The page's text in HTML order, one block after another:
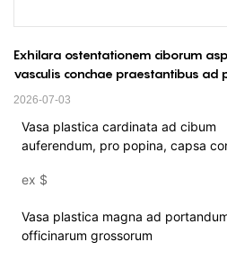
Exhilara ostentationem ciborum
vasculis conchae praestantibus ad
2026-07-03
Vasa plastica cardinata ad cibum
auferendum, pro popina, capsa
ex $
Vasa plastica magna ad
officinarum grossorum